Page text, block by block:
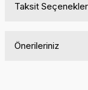
Taksit
Önerileriniz